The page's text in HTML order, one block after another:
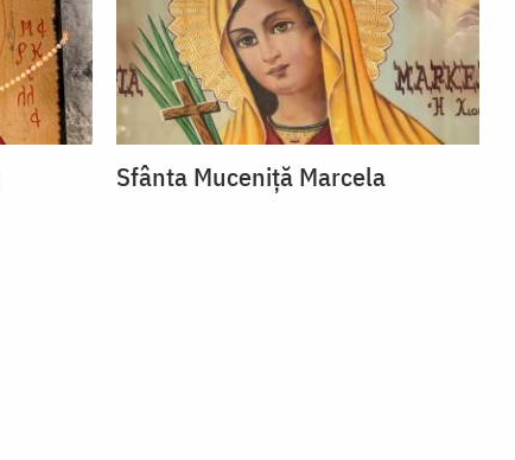
Sfânta Muceniță Marcela